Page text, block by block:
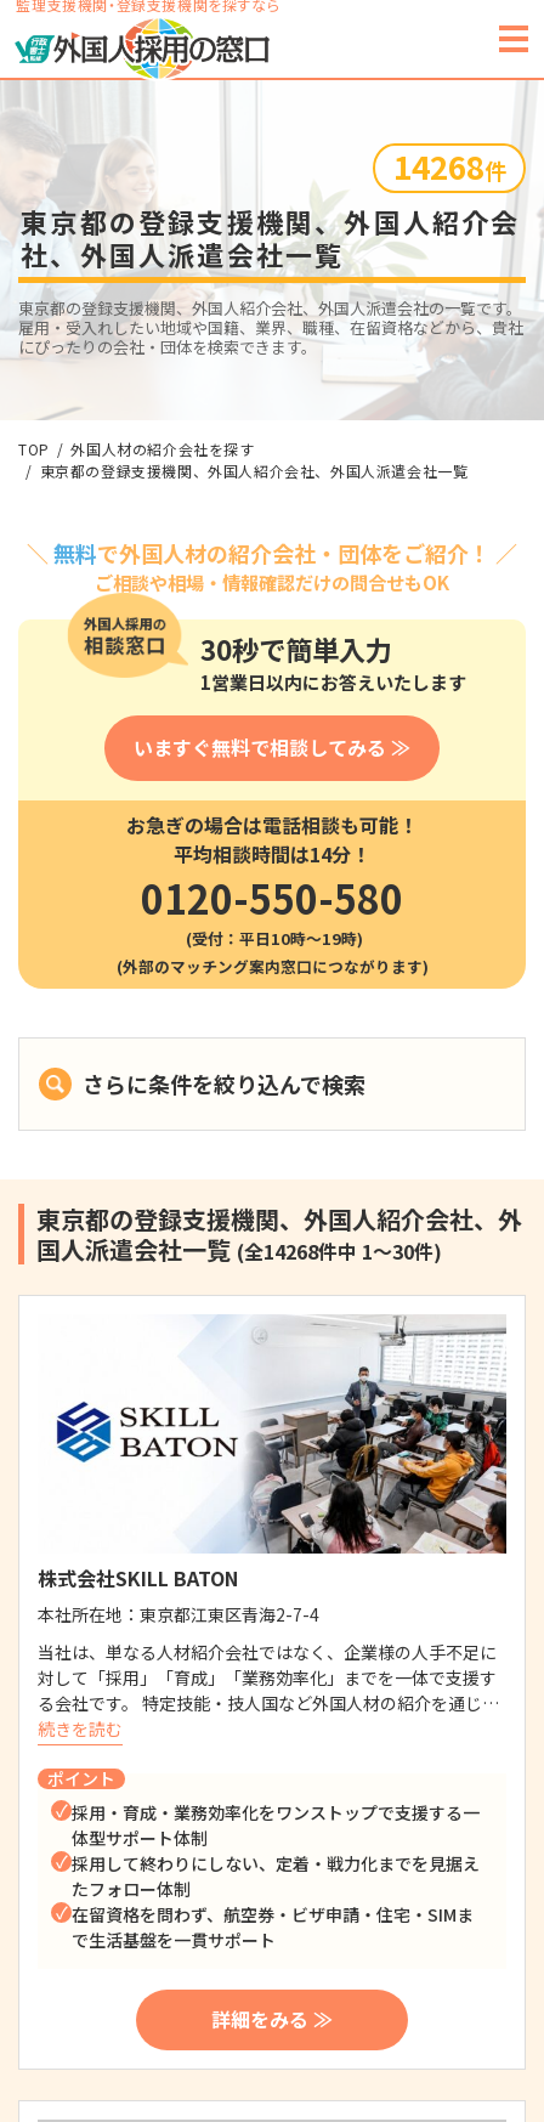
監理支援機関・登録支援機関を探すなら
14268件
東京都の登録支援機関、外国人紹介会
社、外国人派遣会社一覧
東京都の登録支援機関、外国人紹介会社、外国人派遣会社の一覧です。
雇用・受入れしたい地域や国籍、業界、職種、在留資格などから、貴社
にぴったりの会社・団体を検索できます。
TOP
外国人材の紹介会社を探す
東京都の登録支援機関、外国人紹介会社、外国人派遣会社一覧
＼ 無料で外国人材の紹介会社・団体をご紹介！ ／
ご相談や相場・情報確認だけの問合せもOK
30秒で簡単入力
1営業日以内にお答えいたします
いますぐ無料で相談してみる ≫
お急ぎの場合は電話相談も可能！
平均相談時間は14分！
0120-550-580
(受付：平日10時〜19時)
さらに条件を絞り込んで検索
東京都の登録支援機関、外国人紹介会社、外
国人派遣会社一覧 (全14268件中 1～30件)
株式会社SKILL BATON
本社所在地： 東京都江東区青海2-7-4
当社は、単なる人材紹介会社ではなく、企業様の人手不足に
対して「採用」「育成」「業務効率化」までを一体で支援す
る会社です。 特定技能・技人国など外国人材の紹介を通じ…
続きを読む
ポイント
採用・育成・業務効率化をワンストップで支援する一
体型サポート体制
採用して終わりにしない、定着・戦力化までを見据え
たフォロー体制
在留資格を問わず、航空券・ビザ申請・住宅・SIMま
で生活基盤を一貫サポート
詳細をみる ≫